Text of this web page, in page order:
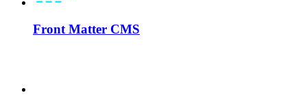
Front Matter CMS